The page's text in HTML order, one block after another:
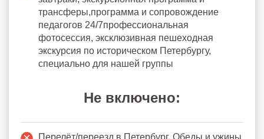
трансферы,программа и сопровождение
педагогов 24/7профессиональная
фотосессия, эксклюзивная пешеходная
экскурсия по историческом Петербургу,
специально для нашей группы
Не включено:
Перелёт/переезд в Петербург, Обеды и ужины